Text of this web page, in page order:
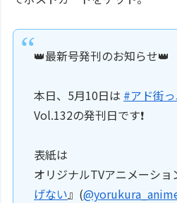
👑最新号発刊のお知らせ👑
本日、5月10日は #アド街
Vol.132の発刊日です❗️
表紙は
オリジナルTVアニメーショ
げない』(